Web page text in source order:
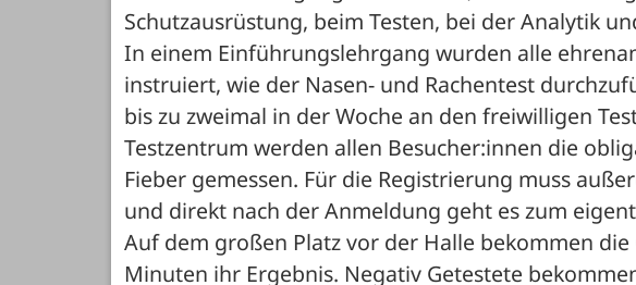
Schutzausrüstung, beim Testen, bei der Analytik
In einem Einführungslehrgang wurden alle
instruiert, wie der Nasen- und Rachentest
bis zu zweimal in der Woche an den freiwilligen
Testzentrum werden allen Besucher:innen die
Fieber gemessen. Für die Registrierung muss
und direkt nach der Anmeldung geht es zum
Auf dem großen Platz vor der Halle bekommen
Minuten ihr Ergebnis. Negativ Getestete